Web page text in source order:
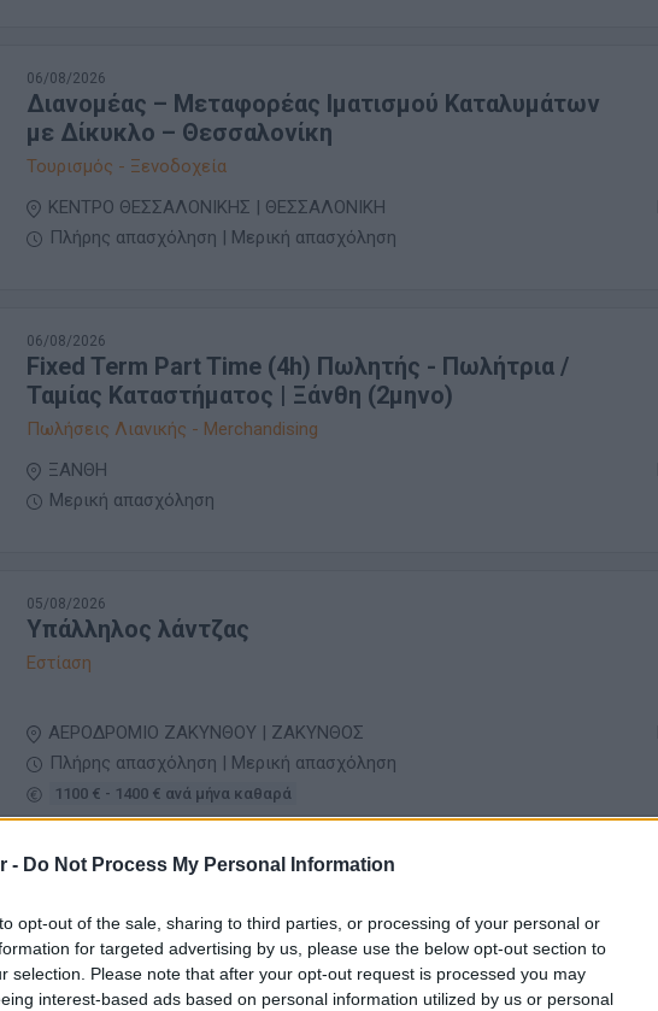
- Do Not Process My Personal Information
opt-out of the sale, sharing to third parties, or processing of your personal or
for targeted advertising by us, please use the below opt-out section to
selection. Please note that after your opt-out request is processed you may
interest-based ads based on personal information utilized by us or personal
06/08/2026
Διανομέας – Μεταφορέας Ιματισμού Καταλυμάτων
με Δίκυκλο – Θεσσαλονίκη
Τουρισμός - Ξενοδοχεία
ΚΕΝΤΡΟ ΘΕΣΣΑΛΟΝΙΚΗΣ | ΘΕΣΣΑΛΟΝΙΚΗ
Πλήρης απασχόληση | Μερική απασχόληση
06/08/2026
Fixed Term Part Time (4h) Πωλητής - Πωλήτρια /
Ταμίας Καταστήματος | Ξάνθη (2μηνο)
Πωλήσεις Λιανικής - Merchandising
ΞΑΝΘΗ
Μερική απασχόληση
05/08/2026
Υπάλληλος λάντζας
Εστίαση
ΑΕΡΟΔΡΟΜΙΟ ΖΑΚΥΝΘΟΥ | ΖΑΚΥΝΘΟΣ
Πλήρης απασχόληση | Μερική απασχόληση
1100 € - 1400 € ανά μήνα καθαρά
05/08/2026
Τουρισμός - Ξενοδοχεία
ΣΑΝΤΟΡΙΝΗ